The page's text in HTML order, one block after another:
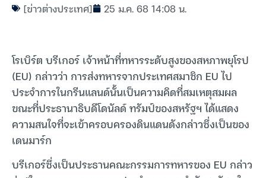
[ข่าวต่างประเทศ] 25 ม.ค. 68 14:08 น.
โรเบิร์ต บรีเกอร์ เจ้าหน้าที่ทหารระดับสูงของสหภาพยุโรป
(EU) กล่าวว่า การส่งทหารจากประเทศสมาชิก EU ไป
ประจำการในกรีนแลนด์นั้นเป็นความคิดที่สมเหตุสมผล
ขณะที่ประธานาธิบดีโดนัลด์ ทรัมป์ของสหรัฐฯ ได้แสดง
ความสนใจที่จะเข้าครอบครองดินแดนดังกล่าวซึ่งเป็นของ
เดนมาร์ก
บรีเกอร์ซึ่งเป็นประธานคณะกรรมการทหารของ EU กล่าว